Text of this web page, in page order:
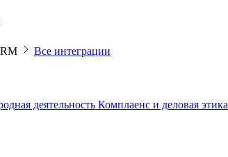
Все интеграции
деятельность Комплаенс и деловая этика